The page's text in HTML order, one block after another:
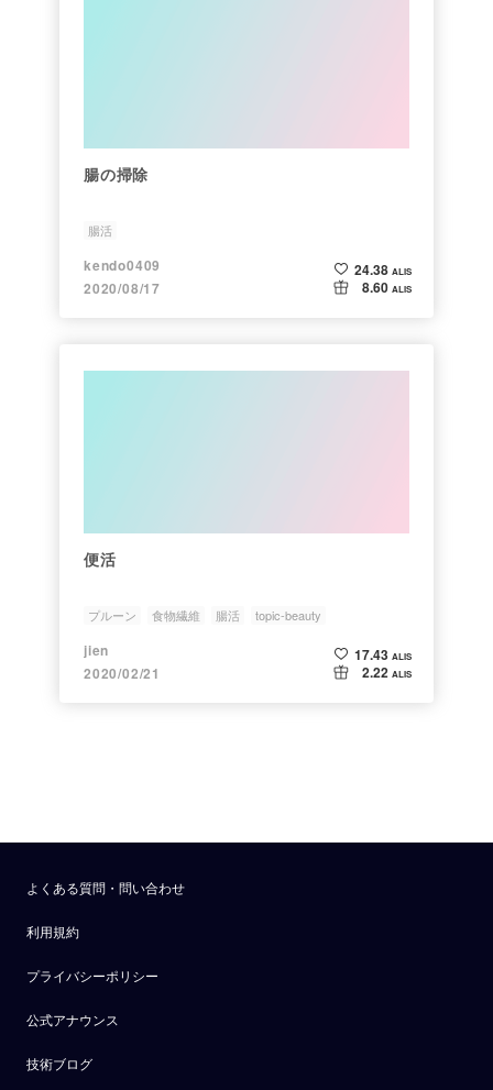
腸の掃除
腸活
kendo0409
2020/08/17
24.38 ALIS
8.60 ALIS
便活
プルーン 食物繊維 腸活 topic-beauty
jien
2020/02/21
17.43 ALIS
2.22 ALIS
よくある質問・問い合わせ
利用規約
プライバシーポリシー
公式アナウンス
技術ブログ